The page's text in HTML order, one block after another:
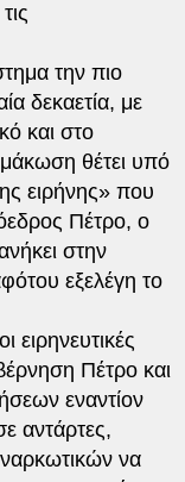
την πιο
δεκαετία, με
και στο
θέτει υπό
ειρήνης» που
Πέτρο, ο
στην
εξελέγη το
ειρηνευτικές
Πέτρο και
εναντίον
αντάρτες,
να